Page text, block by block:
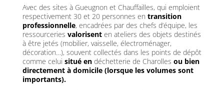
Avec des sites à Gueugnon et Chauffailles, qui emploient
respectivement 30 et 20 personnes en transition
professionnelle, encadrées par des chefs d’équipe, les
ressourceries valorisent en ateliers des objets destinés
à être jetés (mobilier, vaisselle, électroménager,
décoration…), souvent collectés dans les points de dépôt
comme celui situé en déchetterie de Charolles ou bien
directement à domicile (lorsque les volumes sont
importants).